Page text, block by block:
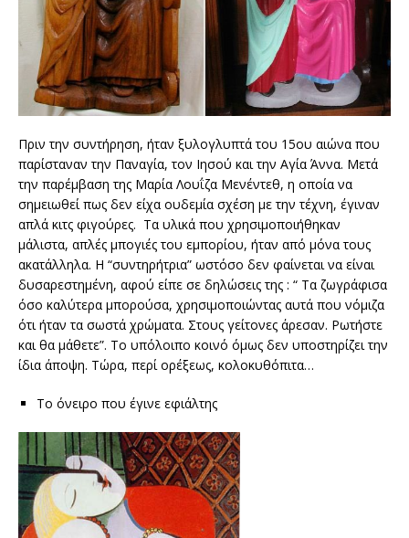
Πριν την συντήρηση, ήταν ξυλογλυπτά του 15ου αιώνα που
παρίσταναν την Παναγία, τον Ιησού και την Αγία Άννα. Μετά
την παρέμβαση της Μαρία Λουΐζα Μενέντεθ, η οποία να
σημειωθεί πως δεν είχα ουδεμία σχέση με την τέχνη, έγιναν
απλά κιτς φιγούρες. Τα υλικά που χρησιμοποιήθηκαν
μάλιστα, απλές μπογιές του εμπορίου, ήταν από μόνα τους
ακατάλληλα. Η “συντηρήτρια” ωστόσο δεν φαίνεται να είναι
δυσαρεστημένη, αφού είπε σε δηλώσεις της : “ Τα ζωγράφισα
όσο καλύτερα μπορούσα, χρησιμοποιώντας αυτά που νόμιζα
ότι ήταν τα σωστά χρώματα. Στους γείτονες άρεσαν. Ρωτήστε
και θα μάθετε”. Το υπόλοιπο κοινό όμως δεν υποστηρίζει την
ίδια άποψη. Τώρα, περί ορέξεως, κολοκυθόπιτα…
Το όνειρο που έγινε εφιάλτης